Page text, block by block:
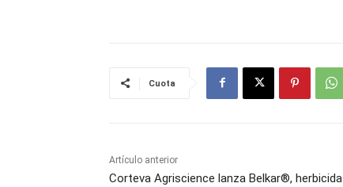
Cuota
Artículo anterior
Corteva Agriscience lanza Belkar®, herbicida